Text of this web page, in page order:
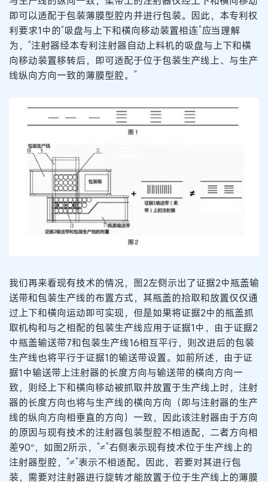
即可以适配于包装薄膜型腔内并进行包装。因此，本专利权
利要求1中的“吸盘与上下和横向移动装置相连”应当理解
为，“注射器经本专利注射器自动上料机的吸盘与上下和横
向移动装置移转后，即可适配于位于包装生产线上、与生产
线纵向方向一致的薄膜型腔。”
我们再来看现有技术的情况，图2左侧示出了证据2中瓶盖输
送带和包装生产线的布置方式，其瓶盖的拾取和放置仅仅通
过上下和横向运动即可实现，但是如果将证据2中的瓶盖抓
取机构和与之相配的包装生产线应用于证据1中，由于证据2
中瓶盖输送带7和包装生产线16相互平行，则改进后的包装
生产线也将平行于证据1的输送带设置。如前所述，由于证
据1中输送带上注射器的长度方向与输送带的横向方向一
致，则经上下和横向移动被抓取并放置于生产线上时，注射
器的长度方向也将与生产线的横向方向（即与注射器的生产
线的纵向方向相垂直的方向）一致，因此该注射器由于方向
的原因与现有技术的注射器包装型腔不相适配，二者方向相
差90°，如图2所示，“≠”右侧表示现有技术位于生产线上的
注射器型腔，“≠”表示不相适配。因此，若要对其进行包
装，需要对注射器进行旋转才能放置于位于生产线上的薄膜